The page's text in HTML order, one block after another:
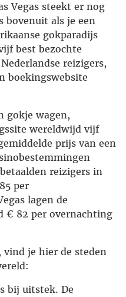
Vegas steekt er nog
bovenuit als je een
gokparadijs
best bezochte
reizigers,
boekingswebsite
gokje wagen,
wereldwijd vijf
prijs van een
reizigers in
per
lagen de
€ 82 per overnachting
je hier de steden
bij uitstek. De